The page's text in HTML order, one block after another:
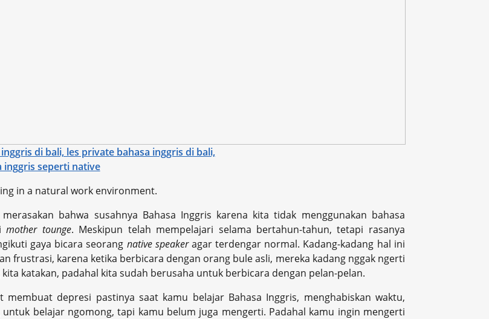
in a natural work environment.
bahwa susahnya Bahasa Inggris karena kita tidak menggunakan bahasa
mother tounge. Meskipun telah mempelajari selama bertahun-tahun, tetapi rasanya
gaya bicara seorang native speakeragar terdengar normal. Kadang-kadang hal ini
frustrasi, karena ketika berbicara dengan orang bule asli, mereka kadang nggak ngerti
kita katakan, padahal kita sudah berusaha untuk berbicara dengan pelan-pelan.
membuat depresi pastinya saat kamu belajar Bahasa Inggris, menghabiskan waktu,
untuk belajar ngomong, tapi kamu belum juga mengerti. Padahal kamu ingin mengerti